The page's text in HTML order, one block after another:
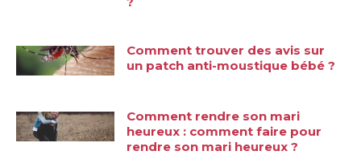
Comment trouver des avis sur
un patch anti-moustique bébé ?
Comment rendre son mari
heureux : comment faire pour
rendre son mari heureux ?